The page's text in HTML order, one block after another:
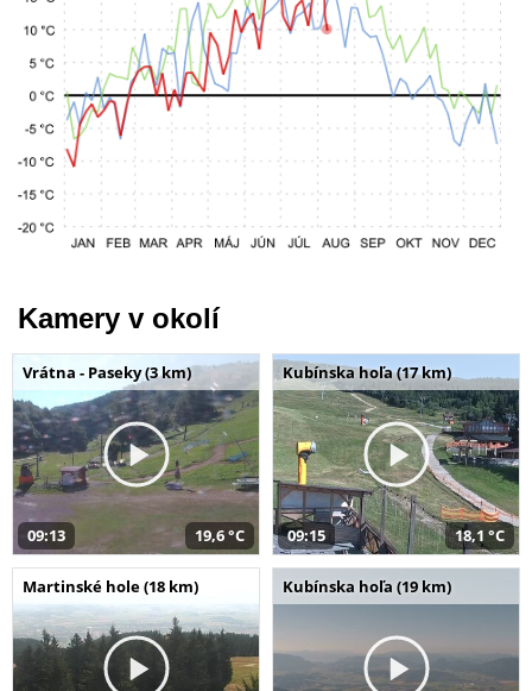
Kamery v okolí
Vrátna - Paseky (3 km)
09:13 19,6 °C
Kubínska hoľa (17 km)
09:15 18,1 °C
Martinské hole (18 km) Kubínska hoľa (19 km)